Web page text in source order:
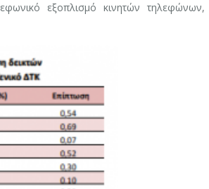
εξοπλισμό κινητών τηλεφώνων,